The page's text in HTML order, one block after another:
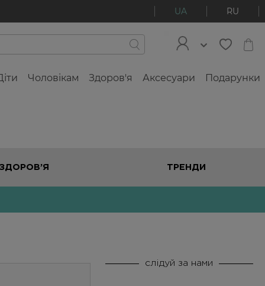
UA RU
Чоловікам Здоров'я Аксесуари Подарунки
ТРЕНДИ
слідуй за нами